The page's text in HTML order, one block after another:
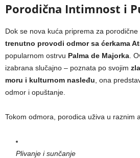
Porodična Intimnost i
Dok se nova kuća priprema za porodične
trenutno provodi odmor sa ćerkama
popularnom ostrvu Palma de Majorka .
izabrana slučajno – poznata po svojim
moru i kulturnom nasleđu , ona
odmor i opuštanje.
Tokom odmora, porodica uživa u raznim
Plivanje i sunčanje